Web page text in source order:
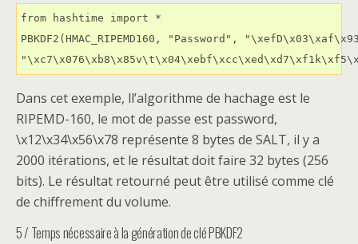
from hashtime import *
PBKDF2(HMAC_RIPEMD160, "Password",
Dans cet exemple, ll’algorithme de hachage est le
RIPEMD-160, le mot de passe est password,
\x12\x34\x56\x78 représente 8 bytes de SALT, il y a
2000 itérations, et le résultat doit faire 32 bytes (256
bits). Le résultat retourné peut être utilisé comme clé
de chiffrement du volume.
5 / Temps nécessaire à la génération de clé PBKDF2